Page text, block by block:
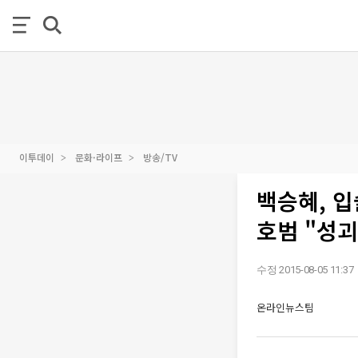
이투데이 문화·라이프 방송/TV
백승혜,
호범 "성
수정 2015-08-05 11:37
온라인뉴스팀